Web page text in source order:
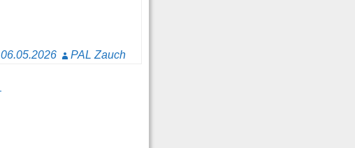
06.05.2026 PAL Zauch